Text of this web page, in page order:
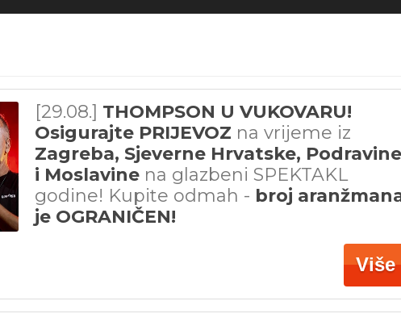
[29.08.] THOMPSON U VUKOVARU!
Osigurajte PRIJEVOZ na vrijeme iz
Zagreba, Sjeverne Hrvatske, Podravine
i Moslavine na glazbeni SPEKTAKL
godine! Kupite odmah - broj
je OGRANIČEN!
Više